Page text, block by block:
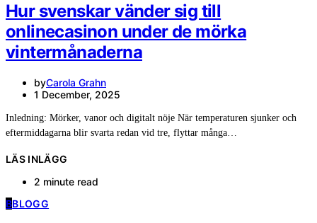
Hur svenskar vänder sig till
onlinecasinon under de mörka
vintermånaderna
byCarola Grahn
1 December, 2025
Inledning: Mörker, vanor och digitalt nöje När temperaturen sjunker och
eftermiddagarna blir svarta redan vid tre, flyttar många…
LÄS INLÄGG
2 minute read
BBLOGG